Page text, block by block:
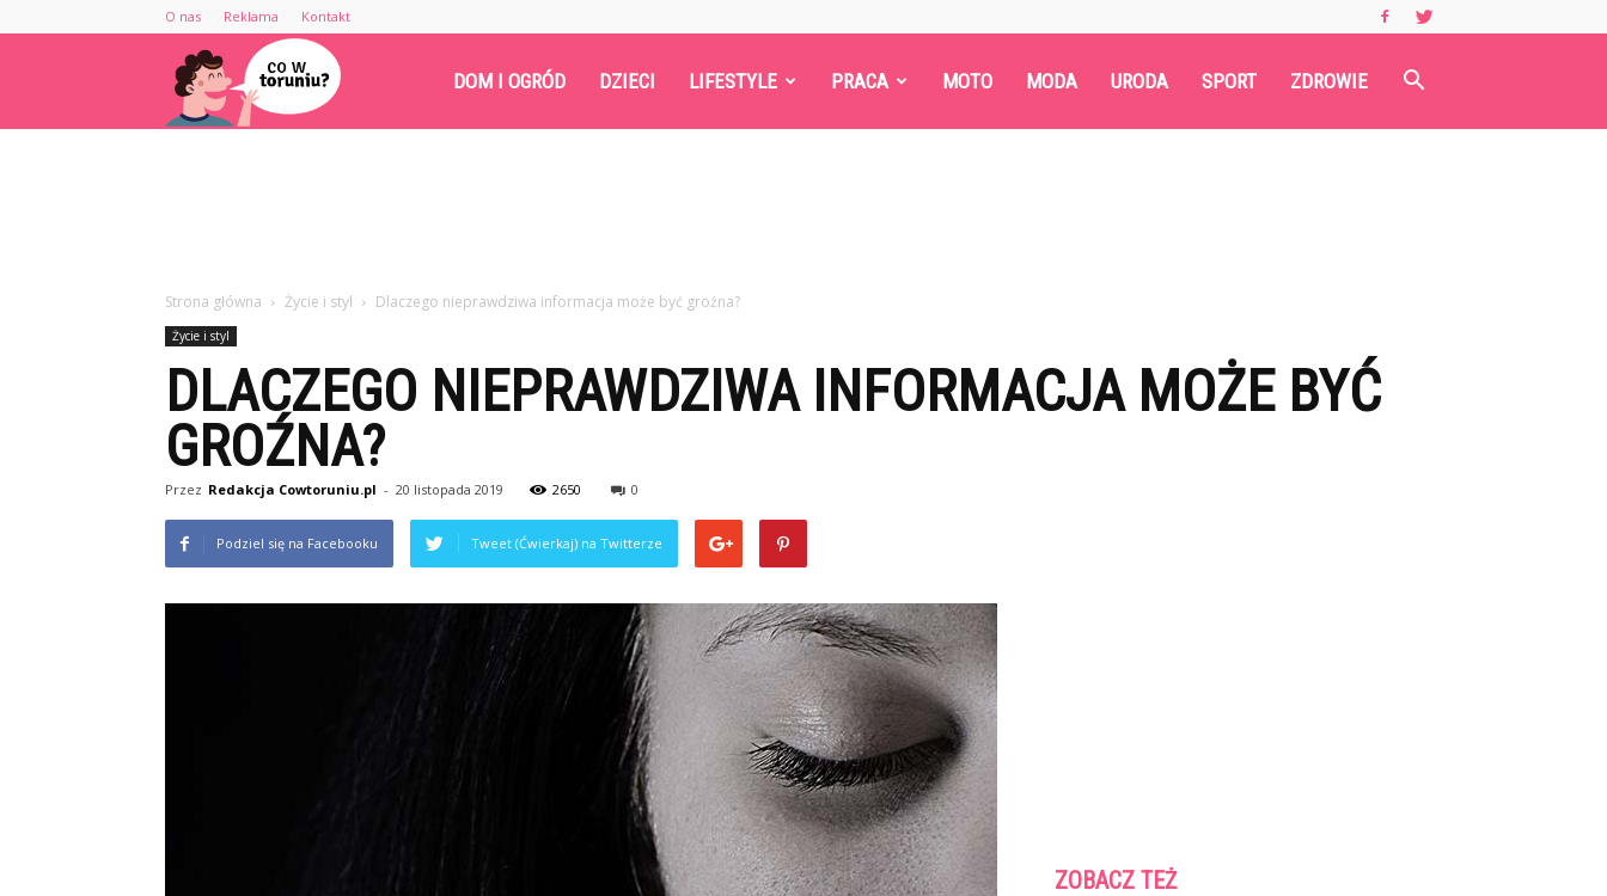
O nas Reklama Kontakt
Cowtoruniu.pl DOM I OGRÓD DZIECI LIFESTYLE PRACA MOTO MODA URODA SPORT ZDROWIE
Strona główna Życie i styl Dlaczego nieprawdziwa informacja może być groźna?
Życie i styl
DLACZEGO NIEPRAWDZIWA INFORMACJA MOŻE BYĆ
GROŹNA?
Przez Redakcja Cowtoruniu.pl - 20 listopada 2019 2650 0
Podziel się na Facebooku Tweet (Ćwierkaj) na Twitterze
ZOBACZ TEŻ